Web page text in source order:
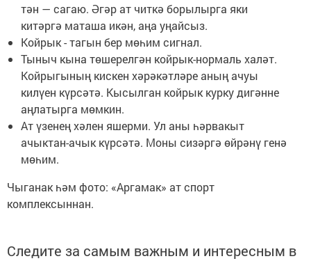
тән — сагаю. Әгәр ат читкә борылырга яки
китәргә маташа икән, аңа уңайсыз.
Койрык - тагын бер мөһим сигнал.
Тыныч кына төшерелгән койрык-нормаль халәт.
Койрыгының кискен хәрәкәтләре аның ачуы
килүен күрсәтә. Кысылган койрык курку дигәнне
аңлатырга мөмкин.
Ат үзенең хәлен яшерми. Ул аны һәрвакыт
ачыктан-ачык күрсәтә. Моны сизәргә өйрәнү генә
мөһим.
Чыганак һәм фото: «Аргамак» ат спорт
комплексыннан.
Следите за самым важным и интересным в